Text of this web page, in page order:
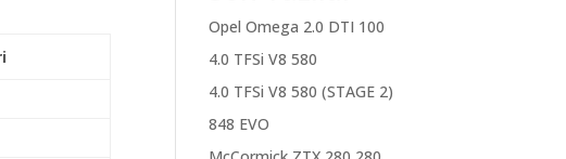
Opel Omega 2.0 DTI 100
4.0 TFSi V8 580
4.0 TFSi V8 580 (STAGE 2)
848 EVO